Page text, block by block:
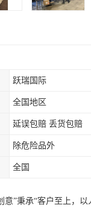
跃瑞国际
全国地区
延误包赔 丢货包赔
除危险品外
全国
意”秉承“客户至上，